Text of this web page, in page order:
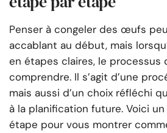
Penser à congeler des œufs
accablant au début, mais
en étapes claires, le processus
comprendre. Il s’agit d’une
mais aussi d’un choix réfléchi
à la planification future. Voici
étape pour vous montrer